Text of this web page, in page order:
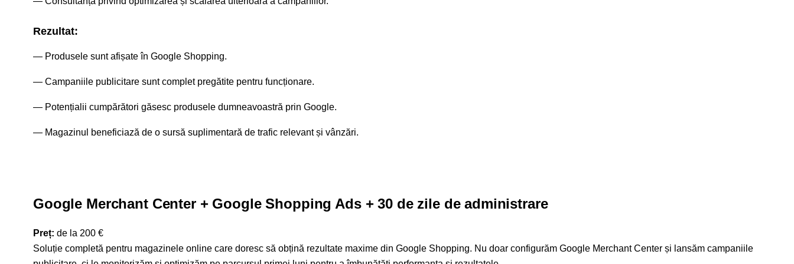
Rezultat:
Produsele sunt afișate în Google Shopping.
Campaniile publicitare sunt complet pregătite pentru funcționare.
Potențialii cumpărători găsesc produsele dumneavoastră prin Google.
Magazinul beneficiază de o sursă suplimentară de trafic relevant și vânzări.
Google Merchant Center + Google Shopping Ads + 30 de zile de administrare
Preț: de la 200 €
Soluție completă pentru magazinele online care doresc să obțină rezultate maxime din Google Shopping. Nu doar configurăm Google Merchant Center și lansăm campaniile